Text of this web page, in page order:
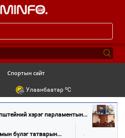
navigation
Спортын сайт
Улаанбаатар oC
хэрэг парламентын...
бүлэг татварын...